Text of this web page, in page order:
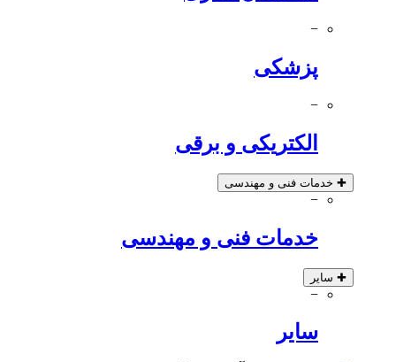
−
پزشکی
−
الکتریکی و برقی
✚ خدمات فنی و مهندسی
−
خدمات فنی و مهندسی
✚ سایر
−
سایر